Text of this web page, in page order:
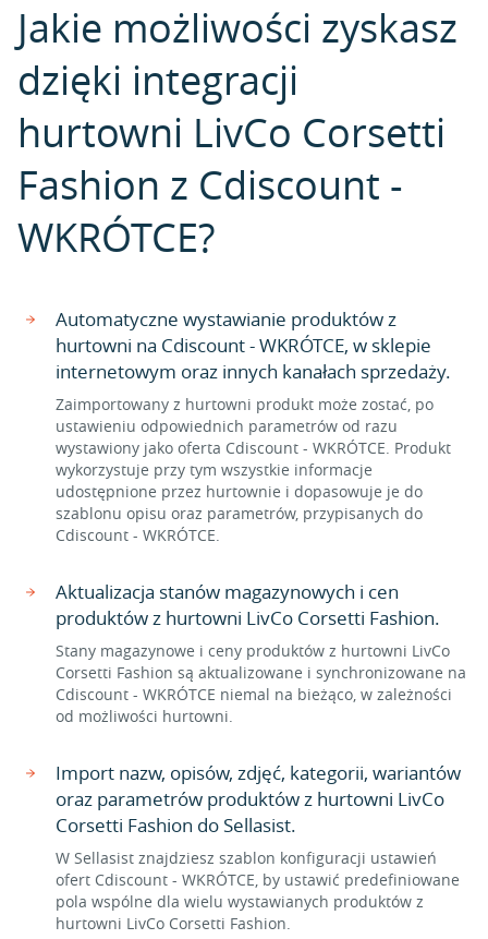
Jakie możliwości zyskasz
dzięki integracji
hurtowni LivCo Corsetti
Fashion z Cdiscount -
WKRÓTCE?
Automatyczne wystawianie produktów z
hurtowni na Cdiscount - WKRÓTCE, w sklepie
internetowym oraz innych kanałach sprzedaży.
Zaimportowany z hurtowni produkt może zostać, po
ustawieniu odpowiednich parametrów od razu
wystawiony jako oferta Cdiscount - WKRÓTCE. Produkt
wykorzystuje przy tym wszystkie informacje
udostępnione przez hurtownie i dopasowuje je do
szablonu opisu oraz parametrów, przypisanych do
Cdiscount - WKRÓTCE.
Aktualizacja stanów magazynowych i cen
produktów z hurtowni LivCo Corsetti Fashion.
Stany magazynowe i ceny produktów z hurtowni LivCo
Corsetti Fashion są aktualizowane i synchronizowane na
Cdiscount - WKRÓTCE niemal na bieżąco, w zależności
od możliwości hurtowni.
Import nazw, opisów, zdjęć, kategorii, wariantów
oraz parametrów produktów z hurtowni LivCo
Corsetti Fashion do Sellasist.
W Sellasist znajdziesz szablon konfiguracji ustawień
ofert Cdiscount - WKRÓTCE, by ustawić predefiniowane
pola wspólne dla wielu wystawianych produktów z
hurtowni LivCo Corsetti Fashion.